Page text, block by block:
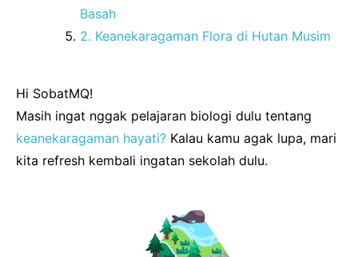
Basah
2. Keanekaragaman Flora di Hutan Musim
Hi SobatMQ!
Masih ingat nggak pelajaran biologi dulu tentang
keanekaragaman hayati? Kalau kamu agak lupa, mari
kita refresh kembali ingatan sekolah dulu.